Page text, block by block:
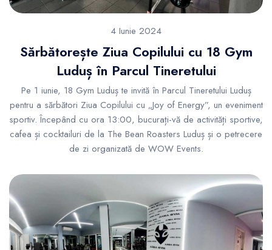
4 Iunie 2024
Sărbătorește Ziua Copilului cu 18 Gym
Luduș în Parcul Tineretului
Pe 1 iunie, 18 Gym Luduș te invită în Parcul Tineretului Luduș
pentru a sărbători Ziua Copilului cu „Joy of Energy”, un eveniment
sportiv. Începând cu ora 13:00, bucurați-vă de activități sportive,
cafea și cocktailuri de la The Bean Roasters Luduș și o petrecere
de zi organizată de WOW Events.